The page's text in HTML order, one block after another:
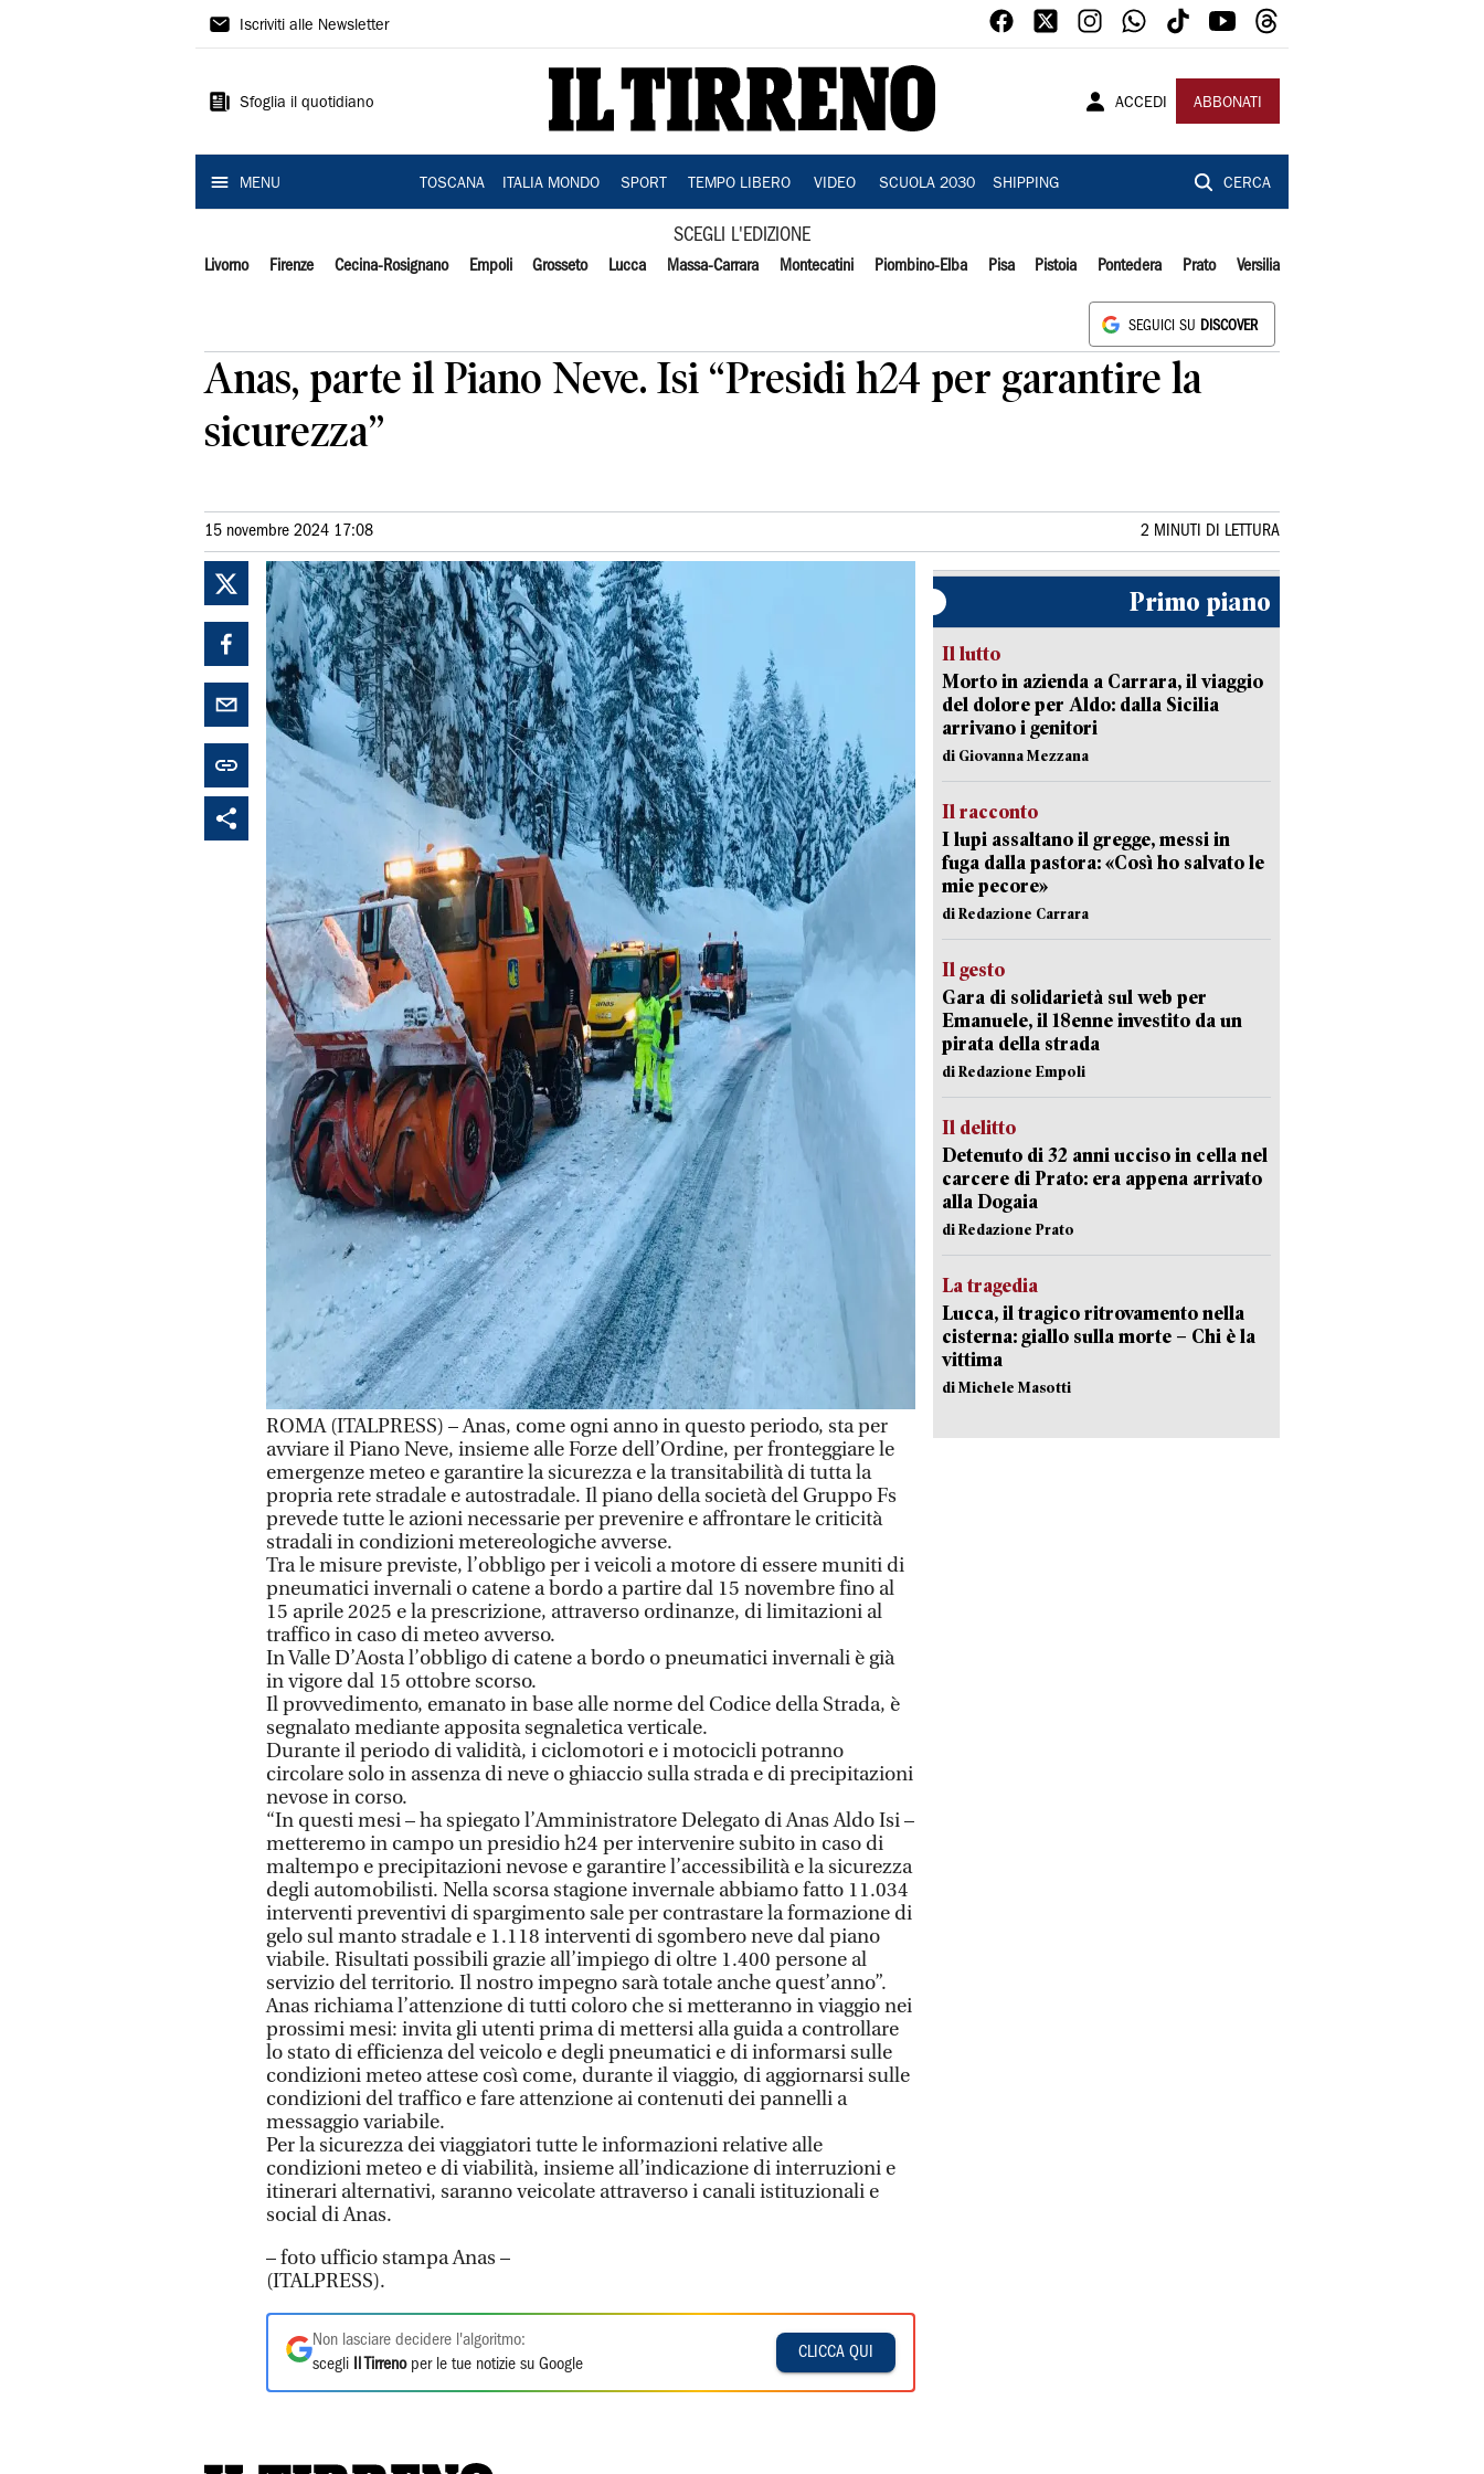
Il
Iscriviti alle Newsletter
Sfoglia il quotidiano ACCEDI ABBONATI
MENU TOSCANA ITALIA MONDO SPORT TEMPO LIBERO VIDEO SCUOLA 2030 SHIPPING CERCA
SCEGLI L'EDIZIONE
Livorno Firenze Cecina-Rosignano Empoli Grosseto Lucca Massa-Carrara Montecatini Piombino-Elba Pisa Pistoia Pontedera Prato Versilia
SEGUICI SU DISCOVER
Anas, parte il Piano Neve. Isi “Presidi h24 per garantire la
sicurezza”
15 novembre 2024 17:08 2 MINUTI DI LETTURA
ROMA (ITALPRESS) – Anas, come ogni anno in questo periodo, sta per
avviare il Piano Neve, insieme alle Forze dell’Ordine, per fronteggiare le
emergenze meteo e garantire la sicurezza e la transitabilità di tutta la
propria rete stradale e autostradale. Il piano della società del Gruppo Fs
prevede tutte le azioni necessarie per prevenire e affrontare le criticità
stradali in condizioni metereologiche avverse.
Tra le misure previste, l’obbligo per i veicoli a motore di essere muniti di
pneumatici invernali o catene a bordo a partire dal 15 novembre fino al
15 aprile 2025 e la prescrizione, attraverso ordinanze, di limitazioni al
traffico in caso di meteo avverso.
In Valle D’Aosta l’obbligo di catene a bordo o pneumatici invernali è già
in vigore dal 15 ottobre scorso.
Il provvedimento, emanato in base alle norme del Codice della Strada, è
segnalato mediante apposita segnaletica verticale.
Durante il periodo di validità, i ciclomotori e i motocicli potranno
circolare solo in assenza di neve o ghiaccio sulla strada e di precipitazioni
nevose in corso.
“In questi mesi – ha spiegato l’Amministratore Delegato di Anas Aldo Isi –
metteremo in campo un presidio h24 per intervenire subito in caso di
maltempo e precipitazioni nevose e garantire l’accessibilità e la sicurezza
degli automobilisti. Nella scorsa stagione invernale abbiamo fatto 11.034
interventi preventivi di spargimento sale per contrastare la formazione di
gelo sul manto stradale e 1.118 interventi di sgombero neve dal piano
viabile. Risultati possibili grazie all’impiego di oltre 1.400 persone al
servizio del territorio. Il nostro impegno sarà totale anche quest’anno”.
Anas richiama l’attenzione di tutti coloro che si metteranno in viaggio nei
prossimi mesi: invita gli utenti prima di mettersi alla guida a controllare
lo stato di efficienza del veicolo e degli pneumatici e di informarsi sulle
condizioni meteo attese così come, durante il viaggio, di aggiornarsi sulle
condizioni del traffico e fare attenzione ai contenuti dei pannelli a
messaggio variabile.
Per la sicurezza dei viaggiatori tutte le informazioni relative alle
condizioni meteo e di viabilità, insieme all’indicazione di interruzioni e
itinerari alternativi, saranno veicolate attraverso i canali istituzionali e
social di Anas.
– foto ufficio stampa Anas –
(ITALPRESS).
Non lasciare decidere l'algoritmo:
scegli
Il Tirrenoper le tue notizie su Google
CLICCA QUI
Primo piano
Il lutto
Morto in azienda a Carrara, il viaggio
del dolore per Aldo: dalla Sicilia
arrivano i genitori
di Giovanna Mezzana
Il racconto
I lupi assaltano il gregge, messi in
fuga dalla pastora: «Così ho salvato le
mie pecore»
di Redazione Carrara
Il gesto
Gara di solidarietà sul web per
Emanuele, il 18enne investito da un
pirata della strada
di Redazione Empoli
Il delitto
Detenuto di 32 anni ucciso in cella nel
carcere di Prato: era appena arrivato
alla Dogaia
di Redazione Prato
La tragedia
Lucca, il tragico ritrovamento nella
cisterna: giallo sulla morte – Chi è la
vittima
di Michele Masotti